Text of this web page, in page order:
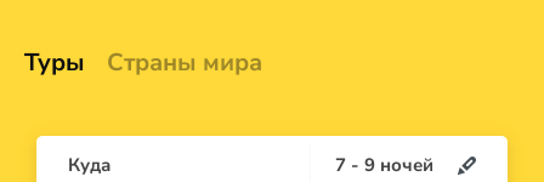
Туры Страны мира
Куда 7 - 9 ночей